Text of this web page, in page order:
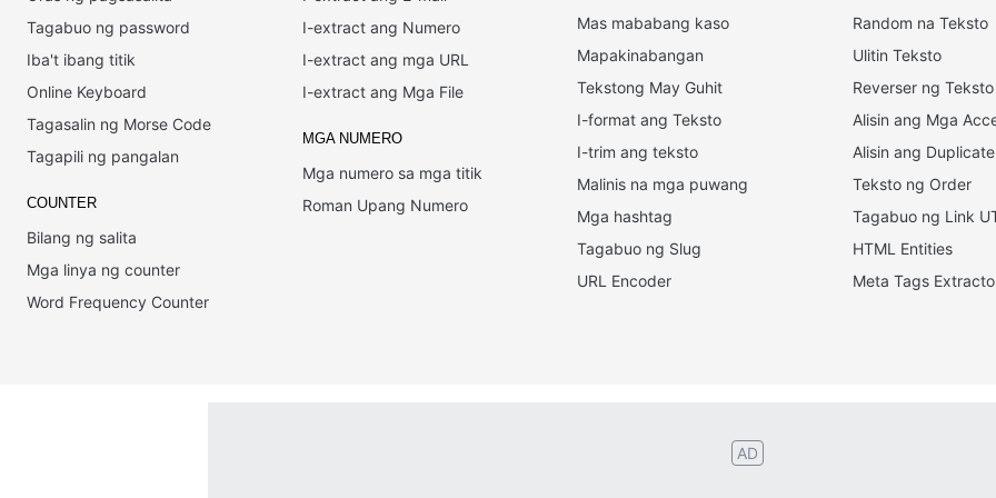
Tagabuo ng password
Iba't ibang titik
Online Keyboard
Tagasalin ng Morse Code
Tagapili ng pangalan
COUNTER
Bilang ng salita
Mga linya ng counter
Word Frequency Counter
I-extract ang Numero
I-extract ang mga URL
I-extract ang Mga File
MGA NUMERO
Mga numero sa mga titik
Roman Upang Numero
Mas mababang kaso
Mapakinabangan
Tekstong May Guhit
I-format ang Teksto
I-trim ang teksto
Malinis na mga puwang
Mga hashtag
Tagabuo ng Slug
URL Encoder
Random na Teksto
Ulitin Teksto
Reverser ng Teksto
Alisin ang Mga
Alisin ang Duplicate
Teksto ng Order
Tagabuo ng Link
HTML Entities
Meta Tags